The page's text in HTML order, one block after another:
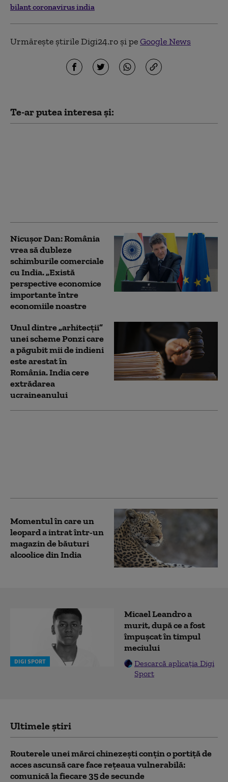
bilant coronavirus india
Urmărește știrile Digi24.ro și peGoogle News
Te-ar putea interesa și:
Nicușor Dan: România
vrea să dubleze
schimburile comerciale
cu India. „Există
perspective economice
importante între
economiile noastre
Unul dintre „arhitecții”
unei scheme Ponzi care
a păgubit mii de indieni
este arestat în
România. India cere
extrădarea
ucraineanului
Momentul în care un
leopard a intrat într-un
magazin de băuturi
alcoolice din India
DIGI SPORT
Micael Leandro a
murit, după ce a fost
împușcat în timpul
meciului
Descarcă aplicația Digi
Sport
Ultimele știri
Routerele unei mărci chinezești conțin o portiță de
acces ascunsă care face rețeaua vulnerabilă:
comunică la fiecare 35 de secunde